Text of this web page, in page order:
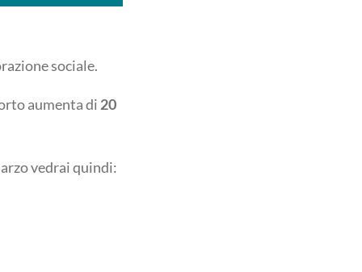
sociale.
aumenta di 20
vedrai quindi: